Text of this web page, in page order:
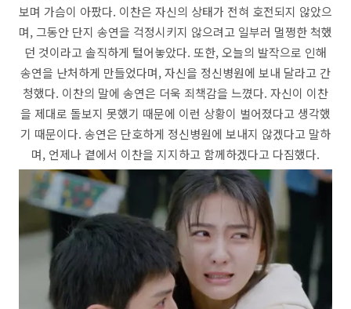
보며 가슴이 아팠다. 이찬은 자신의 상태가 전혀 호전되지 않았으
며, 그동안 단지 송연을 걱정시키지 않으려고 일부러 멀쩡한 척했
던 것이라고 솔직하게 털어놓았다. 또한, 오늘의 발작으로 인해
송연을 난처하게 만들었다며, 자신을 정신병원에 보내 달라고 간
청했다. 이찬의 말에 송연은 더욱 죄책감을 느꼈다. 자신이 이찬
을 제대로 돌보지 못했기 때문에 이런 상황이 벌어졌다고 생각했
기 때문이다. 송연은 단호하게 정신병원에 보내지 않겠다고 말하
며, 언제나 곁에서 이찬을 지지하고 함께하겠다고 다짐했다.